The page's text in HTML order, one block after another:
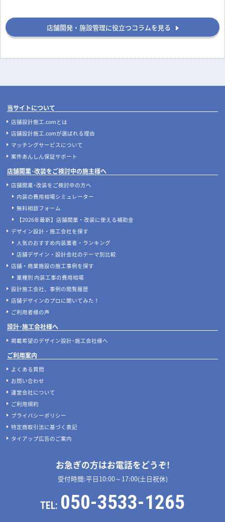
店舗開発・施設管理に役立つコラムを見る
当サイトについて
店舗設計施工.comとは
店舗設計施工.comが選ばれる理由
マッチングサービスについて
案件あんしん保証サポート
店舗開業･改装をご検討中の施主様へ
店舗開業･改装をご検討中の方へ
内装の費用相場シミュレーター
無料相談フォーム
【2026年最新】店舗開業・改装に使える補助金
デザイン設計・施工会社を探す
人気のおすすめ内装業者・ランキング
店舗デザイン・設計会社のテーマ別比較
店舗・商業施設の施工事例を探す
業種別 内装工事の費用相場
設計施工会社、事例の閲覧履歴
店舗デザインのプロに聞いてみた！
ご利用者様の声
設計･施工会社様へ
掲載希望のデザイン設計･施工会社様へ
ご利用案内
よくある質問
お問い合わせ
運営会社について
ご利用規約
プライバシーポリシー
特定商取引法に基づく表記
タイアップ広告のご案内
お急ぎの方はお電話をどうぞ!
受付時間:平日10:00～17:00(土日祝休)
TEL: 050-3533-1265